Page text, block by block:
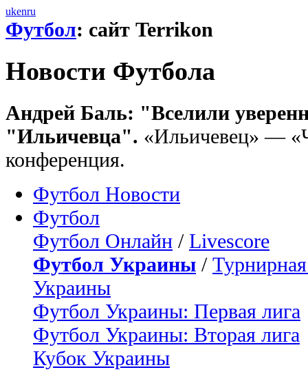
ukenru
Футбол: сайт Terrikon
Новости Футбола
Андрей Баль: "Вселили
"Ильичевца". «Ильичевец» —
конференция.
Футбол Новости
Футбол
Футбол Онлайн / Livescore
Футбол Украины /
Украины
Футбол Украины: Первая лига
Футбол Украины: Вторая лига
Кубок Украины